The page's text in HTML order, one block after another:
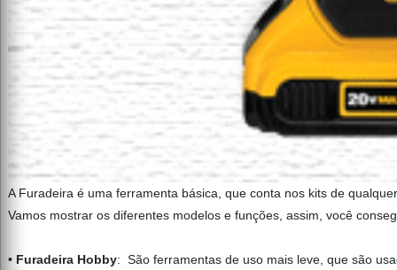
A Furadeira é uma ferramenta básica, que conta nos kits de
Vamos mostrar os diferentes modelos e funções, assim, você
• Furadeira Hobby: São ferramentas de uso mais leve, que são